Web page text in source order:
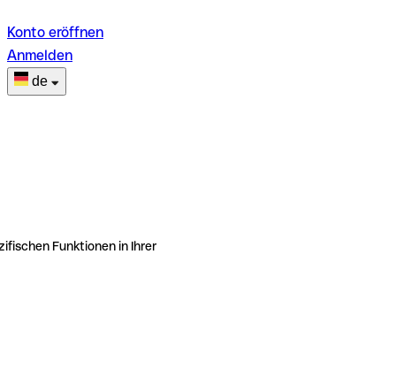
Konto eröffnen
Anmelden
de
Funktionen in Ihrer